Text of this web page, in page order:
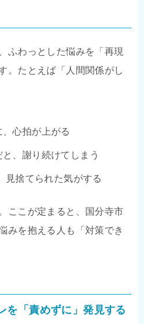
ふわっとした悩みを「再現
。たとえば「人間関係がし
、心拍が上がる
、謝り続けてしまう
見捨てられた気がする
ここが定まると、国分寺市
みを抱える人も「対策でき
を「責めずに」発見する